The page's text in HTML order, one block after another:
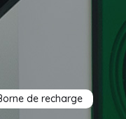
de recharge